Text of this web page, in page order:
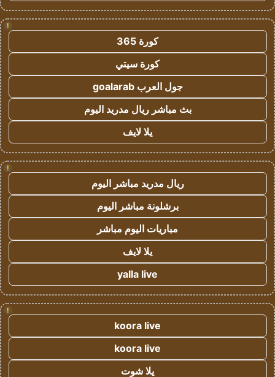
!
كورة 365
كورة سيتي
جول العرب goalarab
بث مباشر ريال مدريد اليوم
يلا لايف
!
ريال مدريد مباشر اليوم
برشلونة مباشر اليوم
مباريات اليوم مباشر
يلا لايف
yalla live
!
koora live
koora live
يلا شوت